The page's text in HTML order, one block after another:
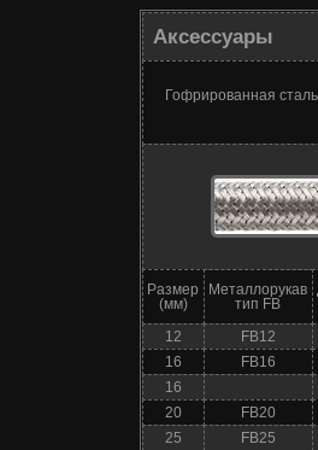
Аксессуары
Гофрированная
Размер
(мм)
Металлорукав
тип FB
12
FB12
16
FB16
16
20
FB20
25
FB25